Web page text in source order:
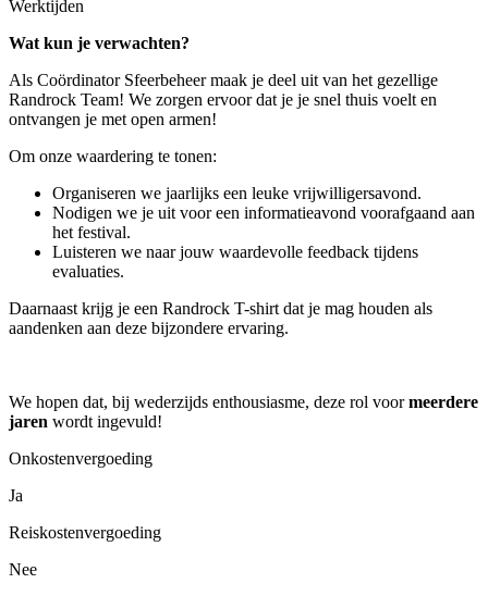
Werktijden
Wat kun je verwachten?
Als Coördinator Sfeerbeheer maak je deel uit van het gezellige
Randrock Team! We zorgen ervoor dat je je snel thuis voelt en
ontvangen je met open armen!
Om onze waardering te tonen:
Organiseren we jaarlijks een leuke vrijwilligersavond.
Nodigen we je uit voor een informatieavond voorafgaand aan
het festival.
Luisteren we naar jouw waardevolle feedback tijdens
evaluaties.
Daarnaast krijg je een Randrock T-shirt dat je mag houden als
aandenken aan deze bijzondere ervaring.
We hopen dat, bij wederzijds enthousiasme, deze rol voormeerdere
jaren wordt ingevuld!
Onkostenvergoeding
Ja
Reiskostenvergoeding
Nee